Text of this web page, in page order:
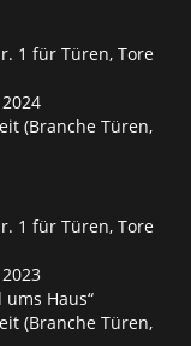
1 für Türen, Tore
(Branche Türen,
1 für Türen, Tore
ums Haus“
(Branche Türen,